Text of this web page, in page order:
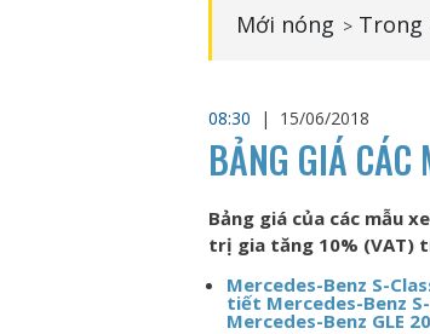
Mới nóng > Trong
08:30
| 15/06/2018
BẢNG GIÁ CÁC
Bảng giá của các mẫu
trị gia tăng 10% (VAT)
Mercedes-Benz S-
tiết Mercedes-Benz
Mercedes-Benz GLE